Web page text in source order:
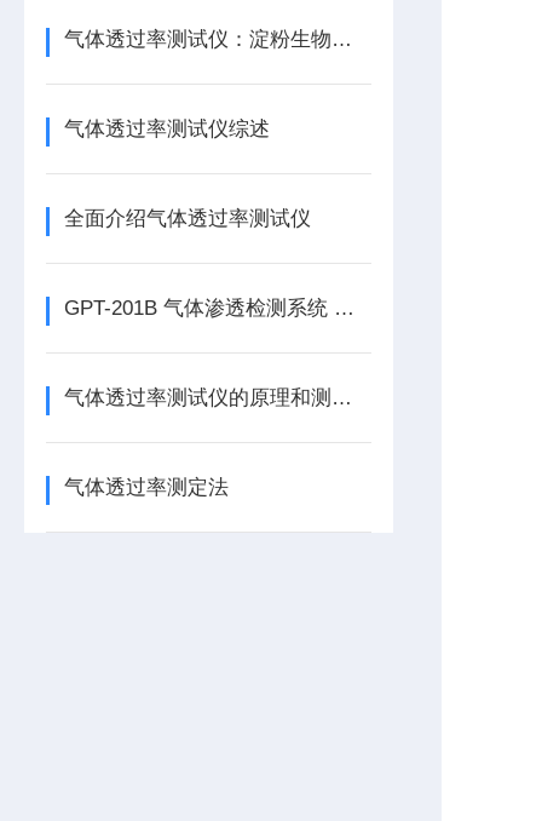
气体透过率测试仪：淀粉生物降解袋透气性能测试应用
气体透过率测试仪综述
全面介绍气体透过率测试仪
GPT-201B 气体渗透检测系统 压差法透气性检测仪简介
气体透过率测试仪的原理和测试方法
气体透过率测定法